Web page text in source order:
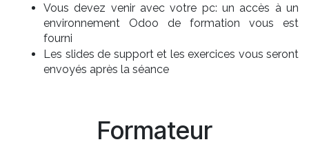
Vous devez venir avec votre pc: un accès à un
environnement Odoo de formation vous est
fourni
Les slides de support et les exercices vous seront
envoyés après la séance
Formateur